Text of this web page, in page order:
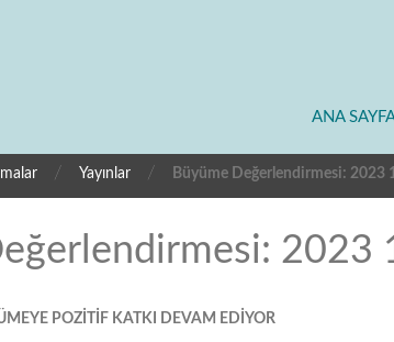
ANA
/ Yayınlar / Büyüme Değerlendirmesi: 2023
2023
POZİTİF KATKI DEVAM EDİYOR